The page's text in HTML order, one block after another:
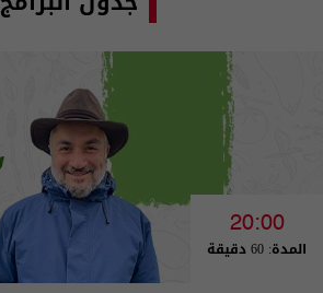
20:00
المدة: 60 دقيقة